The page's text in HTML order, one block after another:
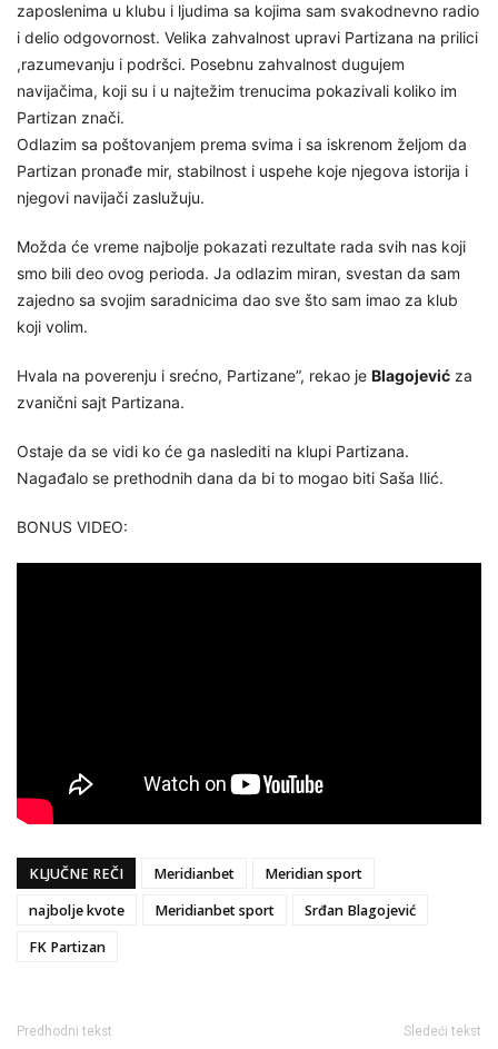
zaposlenima u klubu i ljudima sa kojima sam svakodnevno radio
i delio odgovornost. Velika zahvalnost upravi Partizana na prilici
,razumevanju i podršci. Posebnu zahvalnost dugujem
navijačima, koji su i u najtežim trenucima pokazivali koliko im
Partizan znači.
Odlazim sa poštovanjem prema svima i sa iskrenom željom da
Partizan pronađe mir, stabilnost i uspehe koje njegova istorija i
njegovi navijači zaslužuju.
Možda će vreme najbolje pokazati rezultate rada svih nas koji
smo bili deo ovog perioda. Ja odlazim miran, svestan da sam
zajedno sa svojim saradnicima dao sve što sam imao za klub
koji volim.
Hvala na poverenju i srećno, Partizane”, rekao je Blagojević za
zvanični sajt Partizana.
Ostaje da se vidi ko će ga naslediti na klupi Partizana.
Nagađalo se prethodnih dana da bi to mogao biti Saša Ilić.
BONUS VIDEO:
KLJUČNE REČI Meridianbet
Meridian sport
najbolje kvote
Meridianbet sport
Srđan Blagojević
FK Partizan
Predhodni tekst Sledeći tekst